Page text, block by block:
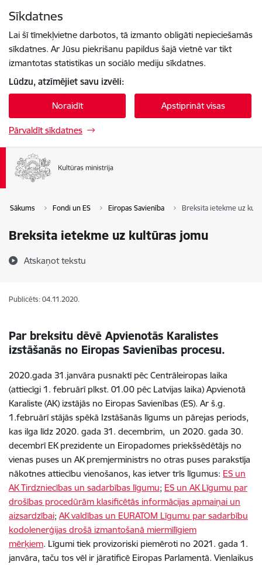
Sīkdatnes
Lai šī tīmekļvietne darbotos, tā izmanto obligāti nepieciešamās
sīkdatnes. Ar Jūsu piekrišanu papildus šajā vietnē var tikt
izmantotas statistikas un sociālo mediju sīkdatnes.
Lūdzu, atzīmējiet savu izvēli:
Noraidīt Apstiprināt visas
Pārvaldīt sīkdatnes
Sākums Fondi un ES Eiropas Savienība Breksita ietekme uz
Breksita ietekme uz kultūras jomu
Atskaņot tekstu
Publicēts: 04.11.2020.
Par breksitu dēvē Apvienotās Karalistes
izstāšanās no Eiropas Savienības procesu.
2020.gada 31.janvāra pusnaktī pēc Centrāleiropas laika
(attiecīgi 1. februārī plkst. 01.00 pēc Latvijas laika) Apvienotā
Karaliste (AK) izstājās no Eiropas Savienības (ES). Ar š.g.
1.februārī stājās spēkā Izstāšanās līgums un pārejas periods,
kas ilga līdz 2020. gada 31. decembrim, un 2020. gada 30.
decembrī EK prezidente un Eiropadomes priekšsēdētājs no
vienas puses un AK premjerministrs no otras puses parakstīja
nākotnes attiecību vienošanos, kas ietver trīs līgumus: ES un
AK Tirdzniecības un sadarbības līgumu; ES un AK Līgumu par
drošības procedūrām klasificētās informācijas apmaiņai un
aizsardzībai; AK valdības un EURATOM Līgumu par sadarbību
kodolenerģijas drošā izmantošanā miermīlīgiem
mērķiem. Līgumi tiek provizoriski piemēroti no 2021. gada 1.
janvāra, taču tos vēl ir jāratificē Eiropas Parlamentā. Vienlaikus